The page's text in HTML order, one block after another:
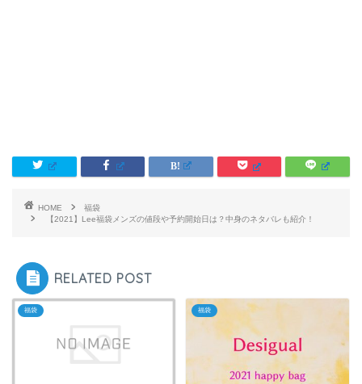
HOME
福袋
【2021】Lee福袋メンズの値段や予約開始日は？中身のネタバレも紹介！
RELATED POST
福袋 福袋